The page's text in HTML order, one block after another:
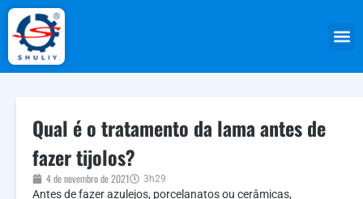
Qual é o tratamento da lama antes de
fazer tijolos?
4 de novembro de 2021 3h29
Antes de fazer azulejos, porcelanatos ou cerâmicas,